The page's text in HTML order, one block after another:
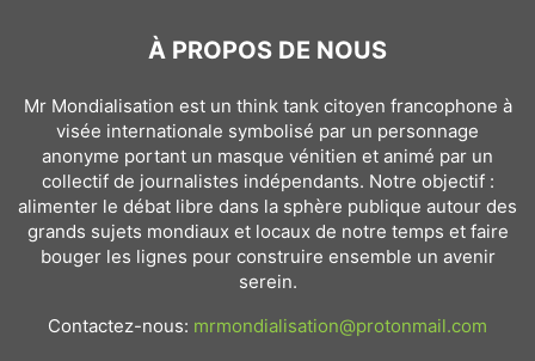
À PROPOS DE NOUS
Mr Mondialisation est un think tank citoyen francophone à
visée internationale symbolisé par un personnage
anonyme portant un masque vénitien et animé par un
collectif de journalistes indépendants. Notre objectif :
alimenter le débat libre dans la sphère publique autour des
grands sujets mondiaux et locaux de notre temps et faire
bouger les lignes pour construire ensemble un avenir
serein.
Contactez-nous: mrmondialisation@protonmail.com